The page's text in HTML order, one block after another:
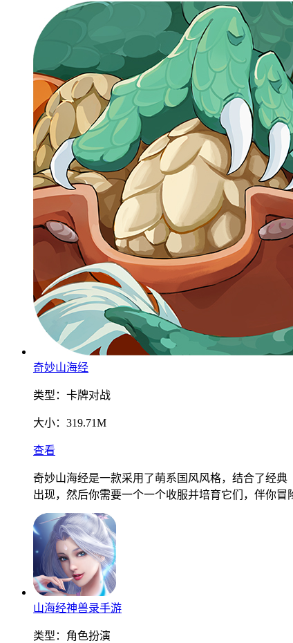
奇妙山海经
类型： 卡牌对战
大小： 319.71M
查看
奇妙山海经是一款采用了萌系国风风格，结合了经
出现，然后你需要一个一个收服并培育它们，伴你冒
山海经神兽录手游
类型： 角色扮演